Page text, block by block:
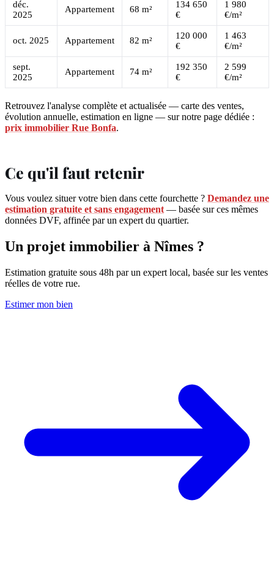
déc.
2025
Appartement 68 m²
134 650
€
1 980
€/m²
oct. 2025 Appartement 82 m²
120 000
€
1 463
€/m²
sept.
2025
Appartement 74 m²
192 350
€
2 599
€/m²
Retrouvez l'analyse complète et actualisée — carte des ventes,
évolution annuelle, estimation en ligne — sur notre page dédiée :
prix immobilier Rue Bonfa.
Ce qu'il faut retenir
Vous voulez situer votre bien dans cette fourchette ? Demandez une
estimation gratuite et sans engagement — basée sur ces mêmes
données DVF, affinée par un expert du quartier.
Un projet immobilier à Nîmes ?
Estimation gratuite sous 48h par un expert local, basée sur les ventes
réelles de votre rue.
Estimer mon bien